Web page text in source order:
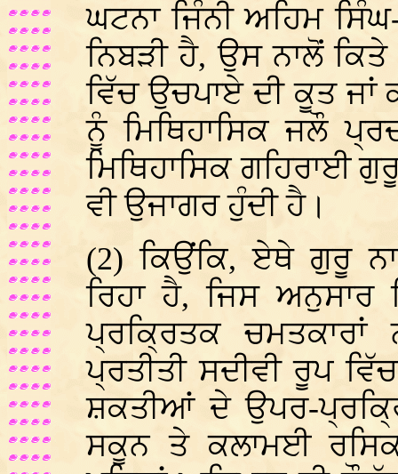
ਘਟਨਾ ਜਿੰਨੀ ਅਹਿਮ
ਨਿਬੜੀ ਹੈ, ਉਸ ਨਾਲੋਂ
ਵਿੱਚ ਉਚਪਾਏ ਦੀ ਕੂਤ
ਨੂੰ ਮਿਥਿਹਾਸਿਕ ਜਲੌ
ਮਿਥਿਹਾਸਿਕ ਗਹਿਰਾਈ
ਵੀ ਉਜਾਗਰ ਹੁੰਦੀ ਹੈ।
(2) ਕਿਉਂਕਿ, ਏਥੇ ਗੁਰੂ
ਰਿਹਾ ਹੈ, ਜਿਸ
ਪ੍ਰਕ੍ਰਿਤਕ
ਪ੍ਰਤੀਤੀ ਸਦੀਵੀ ਰੂਪ
ਸ਼ਕਤੀਆਂ ਦੇ ਉਪਰ-
ਸਕੂਨ ਤੇ ਕਲਾਮਈ